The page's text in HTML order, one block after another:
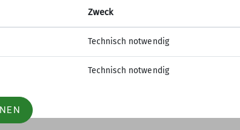
Hütten- und Tarifordnung
Hütten und Wege
Alpenüberquerung- So geht's
Summit Club
Telefon
Zweck
Technisch notwendig
Technisch notwendig